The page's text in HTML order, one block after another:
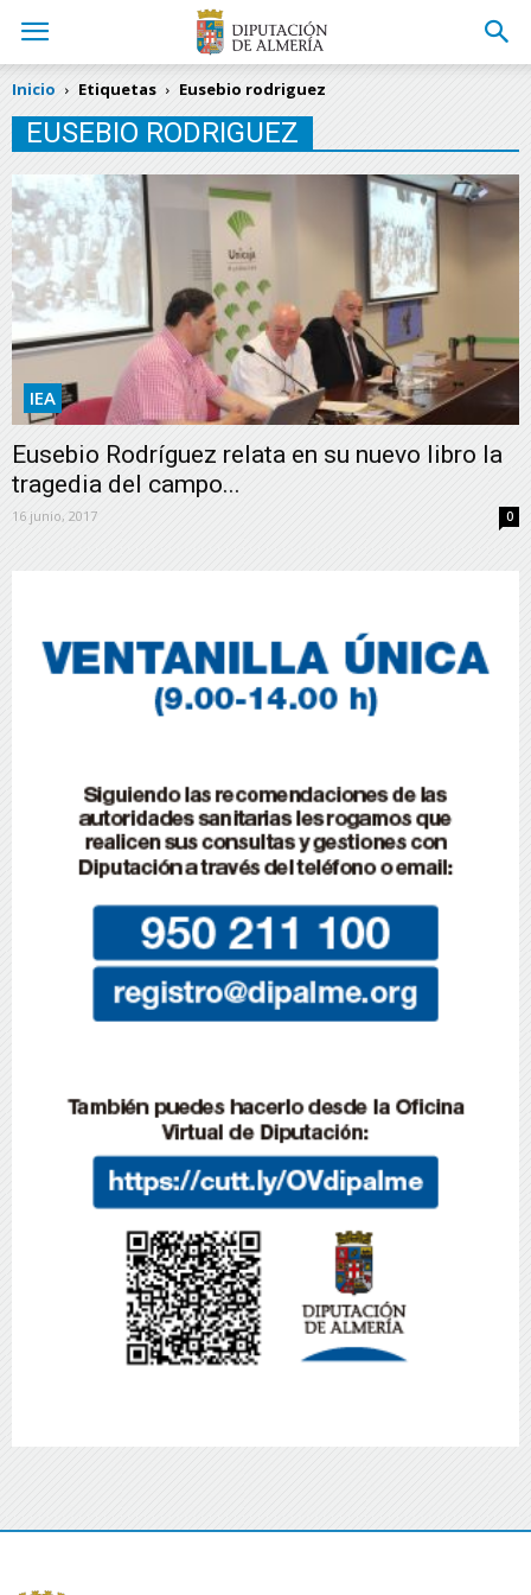
Inicio Etiquetas Eusebio rodriguez
EUSEBIO RODRIGUEZ
IEA
Eusebio Rodríguez relata en su nuevo libro la
tragedia del campo...
16 junio, 2017 0